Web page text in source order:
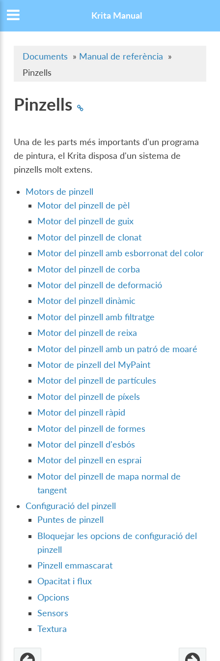
Krita Manual
Documents » Manual de referència »
Pinzells
Pinzells
Una de les parts més importants d'un programa
de pintura, el Krita disposa d'un sistema de
pinzells molt extens.
Motors de pinzell
Motor del pinzell de pèl
Motor del pinzell de guix
Motor del pinzell de clonat
Motor del pinzell amb esborronat del color
Motor del pinzell de corba
Motor del pinzell de deformació
Motor del pinzell dinàmic
Motor del pinzell amb filtratge
Motor del pinzell de reixa
Motor del pinzell amb un patró de moaré
Motor de pinzell del MyPaint
Motor del pinzell de partícules
Motor del pinzell de píxels
Motor del pinzell ràpid
Motor del pinzell de formes
Motor del pinzell d'esbós
Motor del pinzell en esprai
Motor del pinzell de mapa normal de
tangent
Configuració del pinzell
Puntes de pinzell
Bloquejar les opcions de configuració del
pinzell
Pinzell emmascarat
Opacitat i flux
Opcions
Sensors
Textura